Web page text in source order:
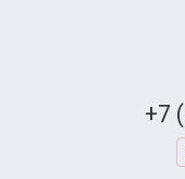
+7